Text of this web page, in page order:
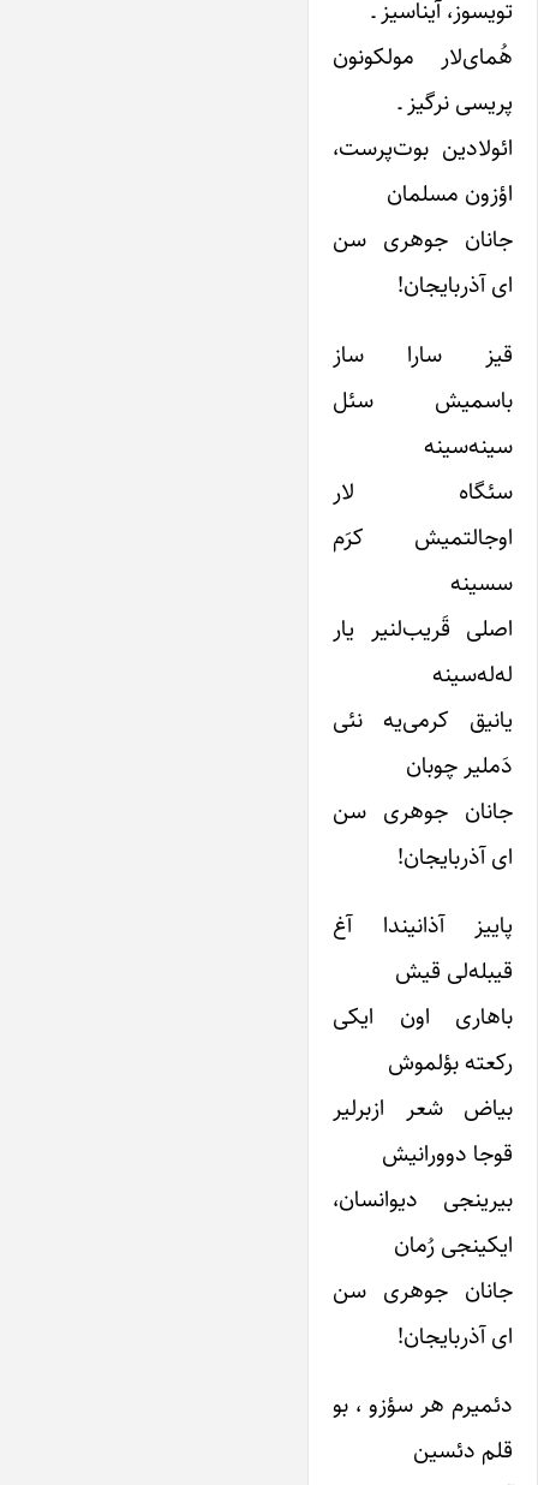
تویسوز، آیناسیز ـ
هُمای‌لار مولکونون
پریسی نرگیز ـ
ائولادین بوت‌پرست،
اؤزون مسلمان
جانان جوهری سن
ای آذربایجان!
قیز سارا ساز
باسمیش سئل
سینه‌سینه
سئگاه لار
اوجالتمیش کرَم
سسینه
اصلی قَریب‌لنیر یار
له‌له‌سینه
یانیق کرمی‌یه نئی
دَملیر چوبان
جانان جوهری سن
ای آذربایجان!
پاییز آذانیندا آغ
قیبله‌لی قیش
باهاری اون ایکی
رکعته بؤلموش
بیاض شعر ازبرلیر
قوجا دوورانیش
بیرینجی دیوانسان،
ایکینجی رُمان
جانان جوهری سن
ای آذربایجان!
دئمیرم هر سؤزو ، بو
قلم دئسین